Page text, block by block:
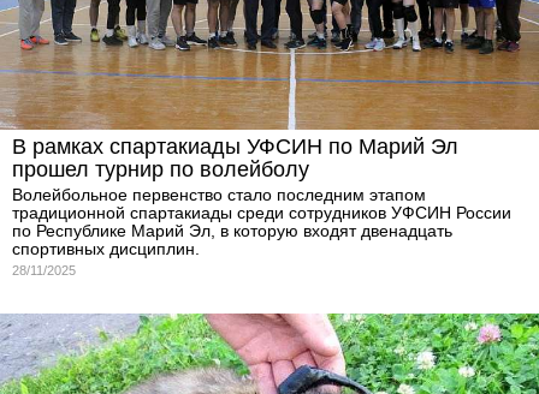
В рамках спартакиады УФСИН по Марий Эл
прошел турнир по волейболу
Волейбольное первенство стало последним этапом
традиционной спартакиады среди сотрудников УФСИН России
по Республике Марий Эл, в которую входят двенадцать
спортивных дисциплин.
28/11/2025